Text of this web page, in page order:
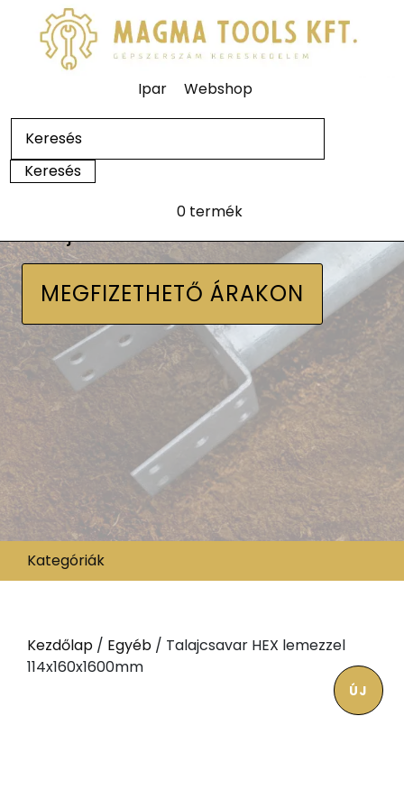
Ipar Webshop
0 termék
MEGFIZETHETŐ ÁRAKON
Kategóriák
Kezdőlap / Egyéb / Talajcsavar HEX lemezzel
114x160x1600mm
ÚJ